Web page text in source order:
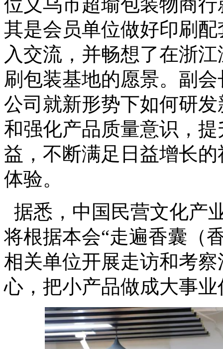
其是会员单位做好印刷
入交流，并畅想了在浙
刷包装基地的愿景。副
公司就新形势下如何研
和强化产品质量意识，
益，不断满足日益增长
体验。
据悉，中国民营文化产
将根据本会“走遍香囊（
相关单位开展走访和考
心，把小产品做成大事